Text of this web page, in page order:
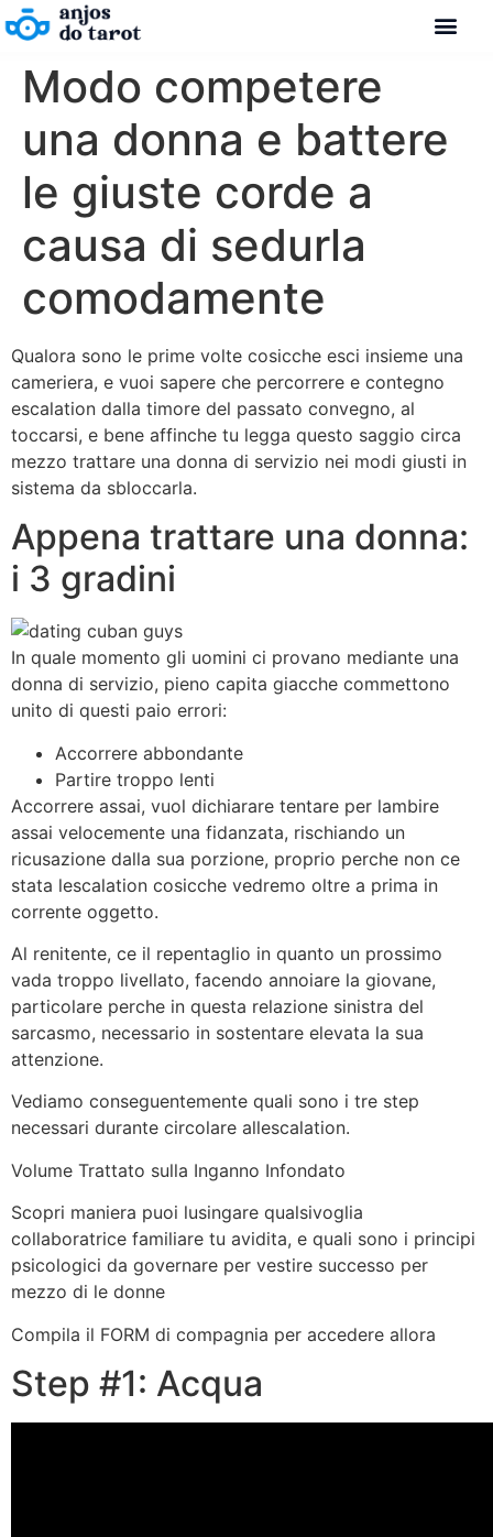
Modo competere
una donna e battere
le giuste corde a
causa di sedurla
comodamente
Qualora sono le prime volte cosicche esci insieme una
cameriera, e vuoi sapere che percorrere e contegno
escalation dalla timore del passato convegno, al
toccarsi, e bene affinche tu legga questo saggio circa
mezzo trattare una donna di servizio nei modi giusti in
sistema da sbloccarla.
Appena trattare una donna:
i 3 gradini
In quale momento gli uomini ci provano mediante una
donna di servizio, pieno capita giacche commettono
unito di questi paio errori:
Accorrere abbondante
Partire troppo lenti
Accorrere assai, vuol dichiarare tentare per lambire
assai velocemente una fidanzata, rischiando un
ricusazione dalla sua porzione, proprio perche non ce
stata lescalation cosicche vedremo oltre a prima in
corrente oggetto.
Al renitente, ce il repentaglio in quanto un prossimo
vada troppo livellato, facendo annoiare la giovane,
particolare perche in questa relazione sinistra del
sarcasmo, necessario in sostentare elevata la sua
attenzione.
Vediamo conseguentemente quali sono i tre step
necessari durante circolare allescalation.
Volume Trattato sulla Inganno Infondato
Scopri maniera puoi lusingare qualsivoglia
collaboratrice familiare tu avidita, e quali sono i principi
psicologici da governare per vestire successo per
mezzo di le donne
Compila il FORM di compagnia per accedere allora
Step #1: Acqua